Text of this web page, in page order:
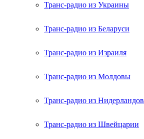
Транс-радио из Украины
Транс-радио из Беларуси
Транс-радио из Израиля
Транс-радио из Молдовы
Транс-радио из Нидерландов
Транс-радио из Швейцарии